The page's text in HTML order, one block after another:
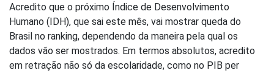
Acredito que o próximo Índice de Desenvolvimento
Humano (IDH), que sai este mês, vai mostrar queda do
Brasil no ranking, dependendo da maneira pela qual os
dados vão ser mostrados. Em termos absolutos, acredito
em retração não só da escolaridade, como no PIB per